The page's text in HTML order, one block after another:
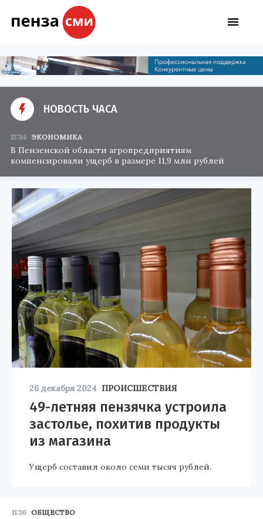
НОВОСТЬ ЧАСА
12:34 ЭКОНОМИКА
В Пензенской области агропредприятиям
компенсировали ущерб в размере 11,9 млн рублей
26 декабря 2024 ПРОИСШЕСТВИЯ
49-летняя пензячка устроила
застолье, похитив продукты
из магазина
Ущерб составил около семи тысяч рублей.
11:36 ОБЩЕСТВО